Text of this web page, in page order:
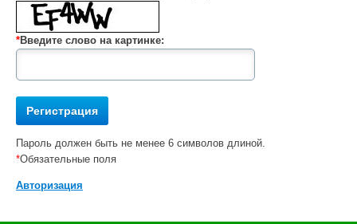
*Введите слово на картинке:
Пароль должен быть не менее 6 символов длиной.
*Обязательные поля
Авторизация